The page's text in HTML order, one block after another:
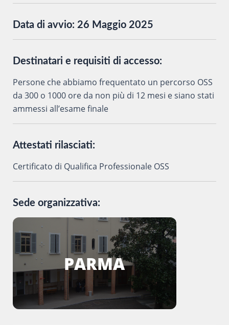
Data di avvio: 26 Maggio 2025
Destinatari e requisiti di accesso:
Persone che abbiamo frequentato un percorso OSS
da 300 o 1000 ore da non più di 12 mesi e siano stati
ammessi all’esame finale
Attestati rilasciati:
Certificato di Qualifica Professionale OSS
Sede organizzativa:
PARMA